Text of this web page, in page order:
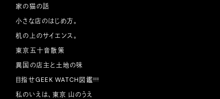
家の猫の話
小さな店のはじめ方。
机の上のサイエンス。
東京五十音散策
異国の店主と土地の味
目指せGEEK WATCH図鑑!!!
私のいえは、東京 山のうえ